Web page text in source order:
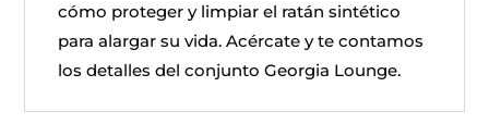
cómo proteger y limpiar el ratán sintético
para alargar su vida. Acércate y te contamos
los detalles del conjunto Georgia Lounge.